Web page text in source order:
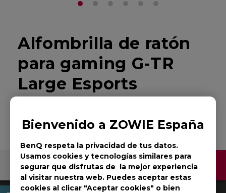
Bienvenido a ZOWIE España
BenQ respeta la privacidad de tus datos.
Usamos cookies y tecnologías similares para
segurar que disfrutas de la mejor experiencia
al visitar nuestra web. Puedes aceptar estas
cookies al clicar "Aceptar cookies" o bien
Alfombrilla de ratón
para gaming G-TR
Large Esports
Contáctenos